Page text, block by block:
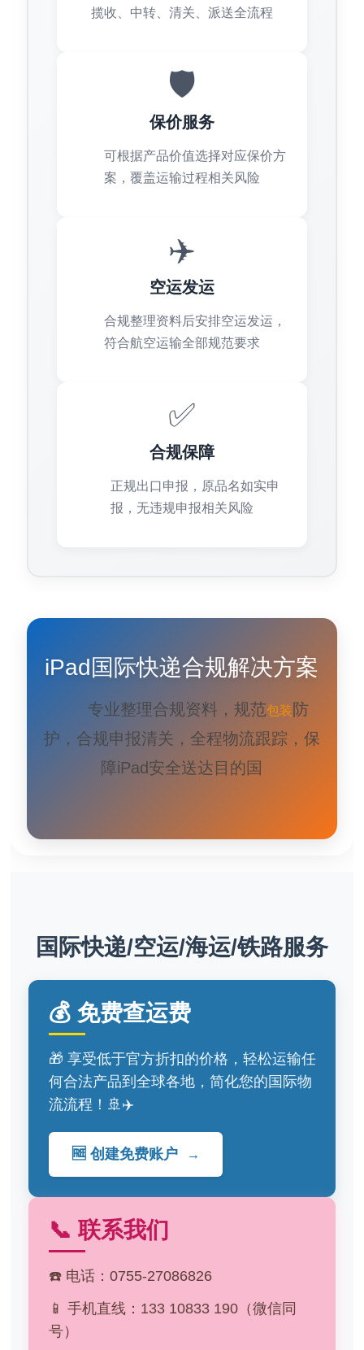
揽收、中转、清关、派送全流程
🛡️
保价服务
可根据产品价值选择对应保价方
案，覆盖运输过程相关风险
✈️
空运发运
合规整理资料后安排空运发运，
符合航空运输全部规范要求
✅
合规保障
正规出口申报，原品名如实申
报，无违规申报相关风险
iPad国际快递合规解决方案
专业整理合规资料，规范包装 防
护，合规申报清关，全程物流跟踪，保
障iPad安全送达目的国
国际快递/空运/海运/铁路服务
💰 免费查运费
🎁 享受低于官方折扣的价格，轻松运输任
何合法产品到全球各地，简化您的国际物
流流程！🚢✈️
🆓 创建免费账户 →
📞 联系我们
☎️ 电话：0755-27086826
📱 手机直线：133 10833 190（微信同
号）